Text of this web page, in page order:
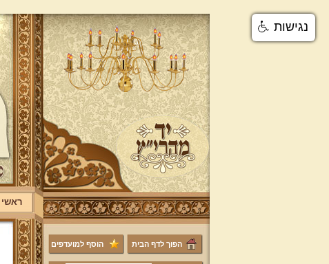
ראשי
הפוך לדף הבית הוסף למועדפים
נגישות